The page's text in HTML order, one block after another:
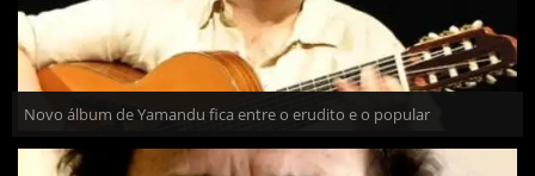
Novo álbum de Yamandu fica entre o erudito e o popular